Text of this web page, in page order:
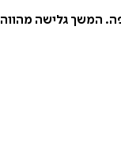
המשך גלישה מהווה